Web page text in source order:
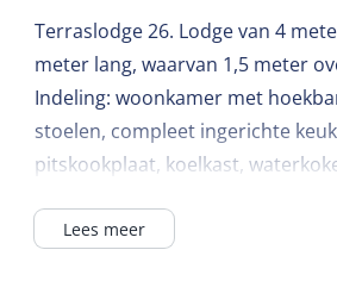
Terraslodge 26. Lodge van 4
meter lang, waarvan 1,5 meter
Indeling: woonkamer met
stoelen, compleet ingerichte
pitskookplaat, koelkast,
aanwezig.
Lees meer